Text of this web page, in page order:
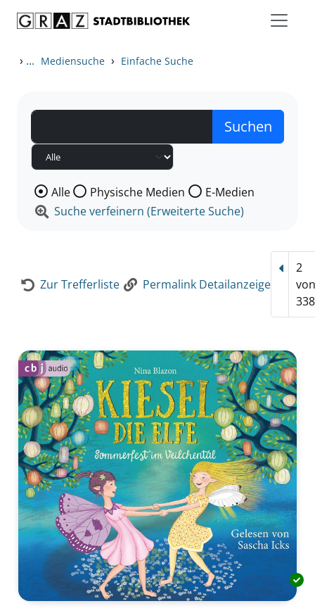
› ... Mediensuche › Einfache Suche
Wählen Sie die Medienart nach der Sie suchen wollen.
Alle Physische Medien
E-Medien
Suche verfeinern (Erweiterte Suche)
Zur Trefferliste Permalink Detailanzeige
2
von
338